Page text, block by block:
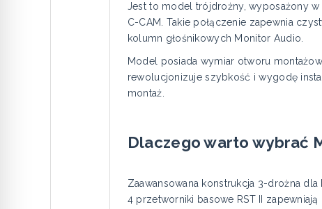
Jest to model trójdrożny, wyposażony
C-CAM. Takie połączenie zapewnia
kolumn głośnikowych Monitor Audio.
Model posiada wymiar otworu
rewolucjonizuje szybkość i wygodę
montaż.
Dlaczego warto wybrać
Zaawansowana konstrukcja 3-drożna
4 przetworniki basowe RST II